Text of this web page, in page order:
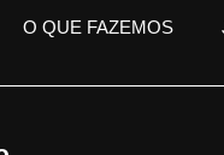
O QUE FAZEMOS